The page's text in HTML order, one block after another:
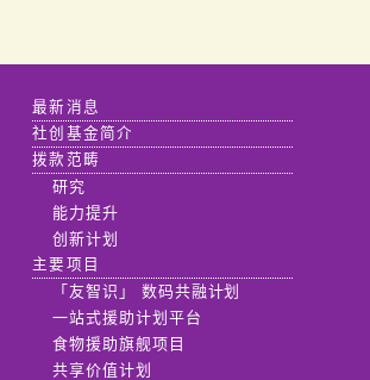
最新消息
社创基金简介
拨款范畴
研究
能力提升
创新计划
主要项目
「友智识」 数码共融计划
一站式援助计划平台
食物援助旗舰项目
共享价值计划